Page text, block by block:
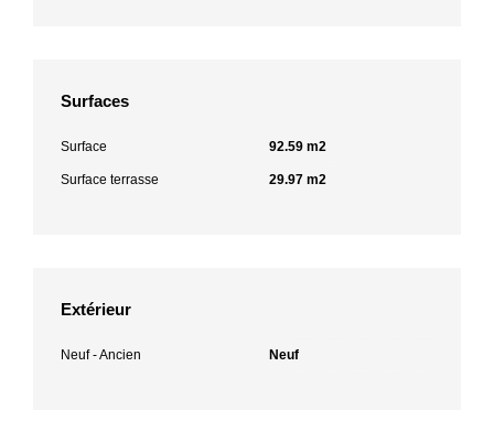
Surfaces
Surface 92.59 m2
Surface terrasse 29.97 m2
Extérieur
Neuf - Ancien Neuf